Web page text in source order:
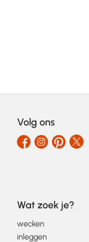
Volg ons
Wat zoek je?
wecken
inleggen